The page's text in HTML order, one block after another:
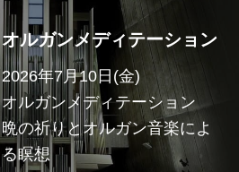
オルガンメディテーション
2026年7月10日(金)
オルガンメディテーション
晩の祈りとオルガン音楽によ
る瞑想